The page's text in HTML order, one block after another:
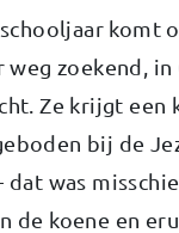
schooljaar komt
zoekend, in
Ze krijgt een
bij de
dat was
de koene en